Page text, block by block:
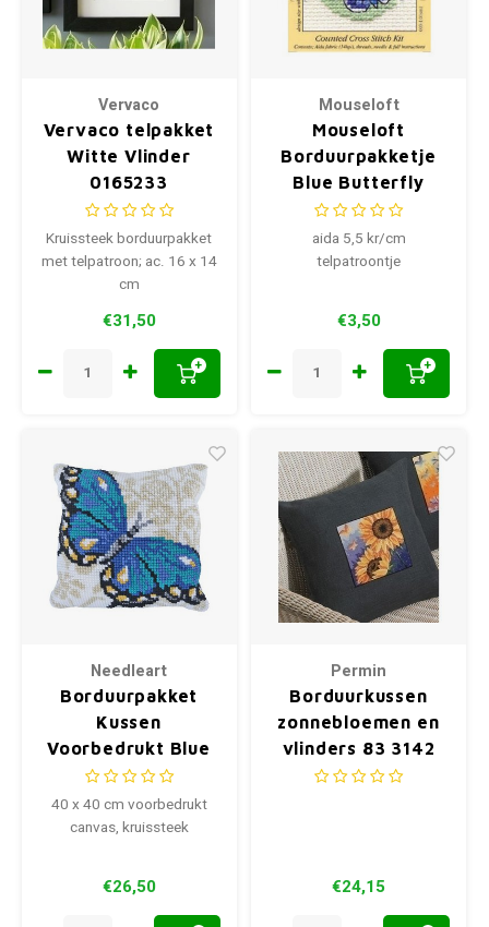
Vervaco
Vervaco telpakket
Witte Vlinder
0165233
Kruissteek borduurpakket
met telpatroon; ac. 16 x 14
cm
€31,50
+
Mouseloft
Mouseloft
Borduurpakketje
Blue Butterfly
aida 5,5 kr/cm
telpatroontje
€3,50
+
Needleart
Borduurpakket
Kussen
Voorbedrukt Blue
Butterfly 40 x 40
cm
40 x 40 cm voorbedrukt
canvas, kruissteek
€26,50
Permin
Borduurkussen
zonnebloemen en
vlinders 83 3142
€24,15